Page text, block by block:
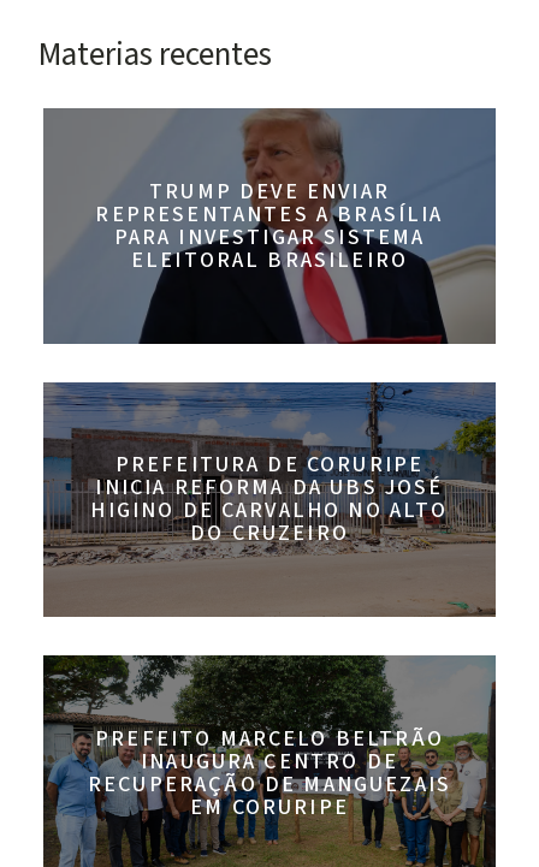
Materias recentes
TRUMP DEVE ENVIAR
REPRESENTANTES A BRASÍLIA
PARA INVESTIGAR SISTEMA
ELEITORAL BRASILEIRO
PREFEITURA DE CORURIPE
INICIA REFORMA DA UBS JOSÉ
HIGINO DE CARVALHO NO ALTO
DO CRUZEIRO
PREFEITO MARCELO BELTRÃO
INAUGURA CENTRO DE
RECUPERAÇÃO DE MANGUEZAIS
EM CORURIPE